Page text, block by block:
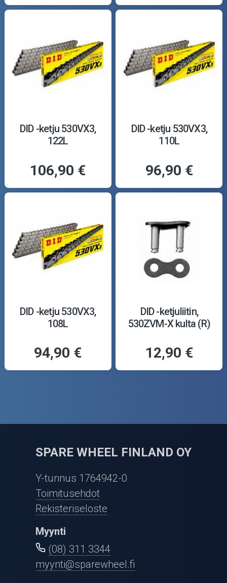
DID -ketju 530VX3,
122L
106,90 €
DID -ketju 530VX3,
110L
96,90 €
DID -ketju 530VX3,
108L
94,90 €
DID -ketjuliitin,
530ZVM-X kulta (R)
12,90 €
SPARE WHEEL FINLAND OY
Y-tunnus 1764942-0
Toimitusehdot
Rekisteriseloste
Myynti
(08) 311 3344
myynti@sparewheel.fi